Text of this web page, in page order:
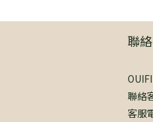
聯
聯絡
客服